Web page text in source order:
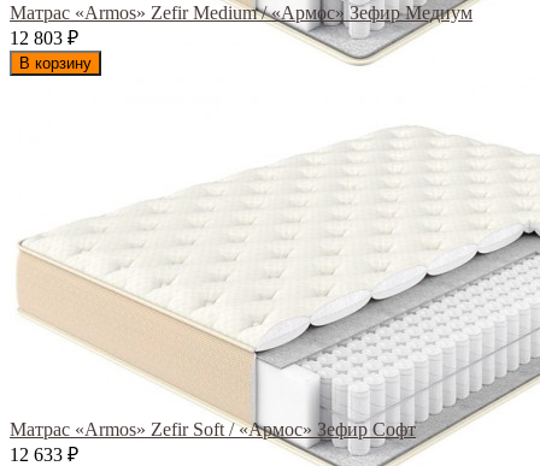
Матрас «Armos» Zefir Medium / «Армос» Зефир Медиум
12 803 ₽
В корзину
Матрас «Armos» Zefir Soft / «Армос» Зефир Софт
12 633 ₽